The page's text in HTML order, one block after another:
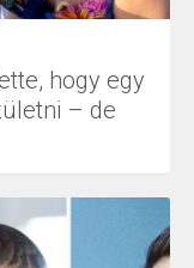
hogy egy
– de